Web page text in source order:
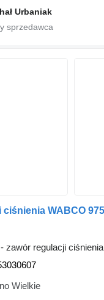
Urbaniak
zawór regulacji ciśnienia
Wielkie